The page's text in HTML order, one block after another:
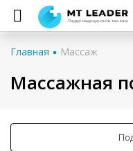
Главная Массаж
Массажная